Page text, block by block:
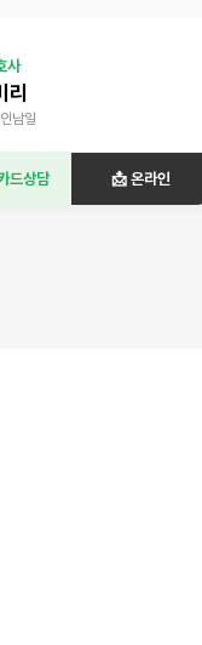
사
리
남일
드상담 📩 온라인